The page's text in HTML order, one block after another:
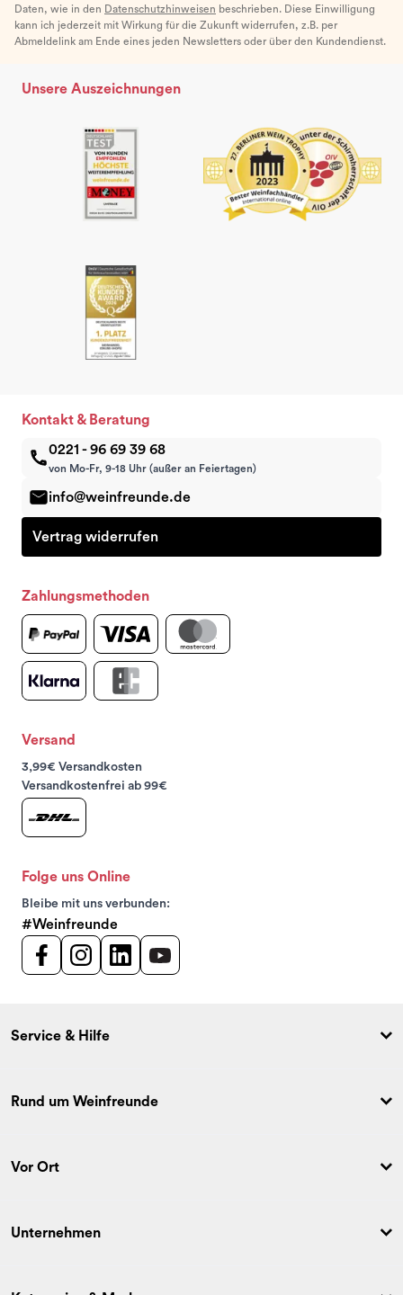
Daten, wie in den Datenschutzhinweisen beschrieben. Diese Einwilligung
kann ich jederzeit mit Wirkung für die Zukunft widerrufen, z.B. per
Abmeldelink am Ende eines jeden Newsletters oder über den Kundendienst.
Unsere Auszeichnungen
Kontakt & Beratung
0221 - 96 69 39 68
von Mo-Fr, 9-18 Uhr (außer an Feiertagen)
info@weinfreunde.de
Vertrag widerrufen
Zahlungsmethoden
Versand
3,99€ Versandkosten
Versandkostenfrei ab 99€
Folge uns Online
Bleibe mit uns verbunden:
#Weinfreunde
Service & Hilfe
Rund um Weinfreunde
Vor Ort
Unternehmen